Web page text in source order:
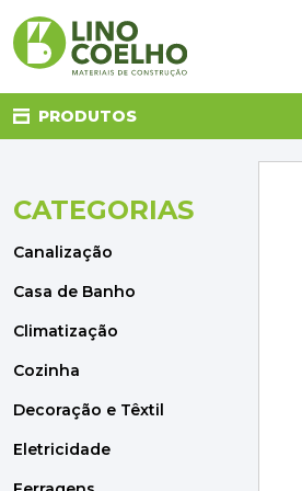
PRODUTOS
CANALIZAÇÃO
CLIMATIZAÇÃO
COZINHA
ELETRICIDADE
FERRAGENS
ILUMINAÇÃO
JARDIM
CATEGORIAS
Canalização
Casa de Banho
Climatização
Cozinha
Decoração e Têxtil
Eletricidade